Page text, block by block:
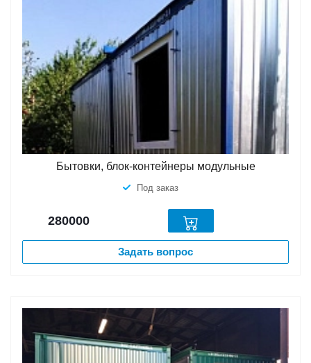
Бытовки, блок-контейнеры модульные
Под заказ
280000
Задать вопрос